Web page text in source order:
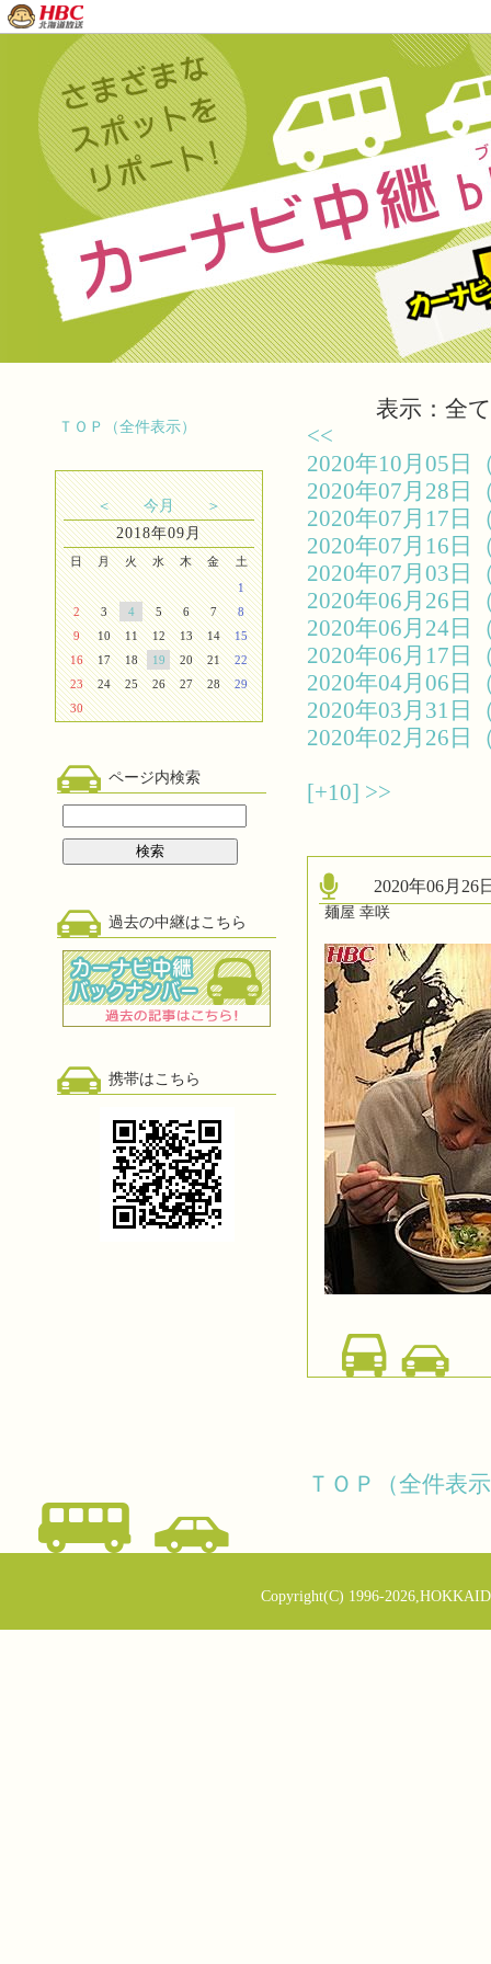
ＴＯＰ（全件表示）
＜ 今月
＞
2018年09月
日 月 火 水 木 金
土
1
2
3 4 5 6 7
8
9
10 11 12 13 14
15
16
17 18 19 20 21
22
23
24 25 26 27 28
29
30
ページ内検索
過去の中継はこちら
携帯はこちら
表示：全て
<<
2020年10月05
2020年07月28
2020年07月17
2020年07月16
2020年07月03
2020年06月26
2020年06月24
2020年06月17
2020年04月06
2020年03月31
2020年02月26
[+10] >>
2020年06月
麺屋 幸咲
ＴＯＰ（全件表
Copyright(C) 1996-